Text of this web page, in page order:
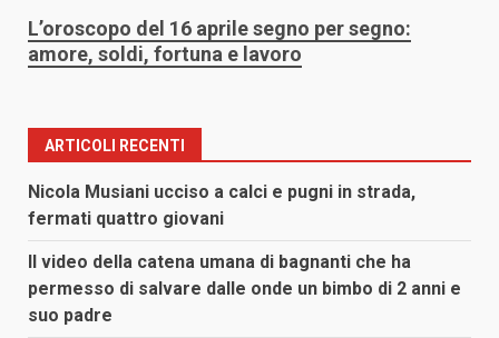
L’oroscopo del 16 aprile segno per segno:
amore, soldi, fortuna e lavoro
ARTICOLI RECENTI
Nicola Musiani ucciso a calci e pugni in strada,
fermati quattro giovani
Il video della catena umana di bagnanti che ha
permesso di salvare dalle onde un bimbo di 2 anni e
suo padre